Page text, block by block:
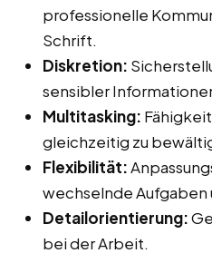
professionelle
Schrift.
Diskretion:
sensibler
Multitasking:
gleichzeitig zu
Flexibilität:
wechselnde Aufgaben
Detailorientierung:
bei der Arbeit.